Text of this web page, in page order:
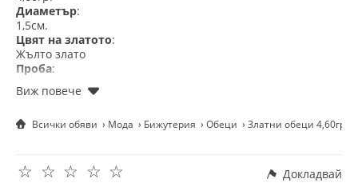
Диаметър:
1,5см.
Цвят на златото:
Жълто злато
Проба:
Гаранция:
Подаръчна опаковка:
Всички обяви Мода Бижутерия Обеци Златни обеци 4,60гр.
☆
☆
☆
☆
☆ Докладвай